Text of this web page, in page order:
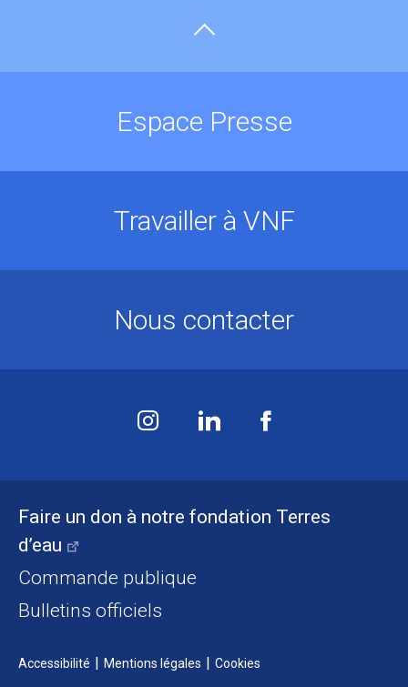
Faire un don à notre fondation Terres
d’eau
Commande publique
Bulletins officiels
Accessibilité Mentions légales Cookies
Espace Presse
Travailler à VNF
Nous contacter